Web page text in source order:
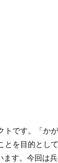
です。「か
を目的とし
す。今回は